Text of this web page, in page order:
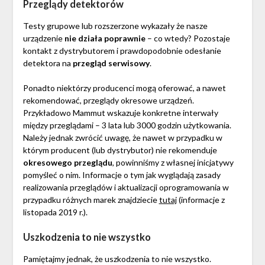
Przeglądy detektorów
Testy grupowe lub rozszerzone wykazały że nasze
urządzenie nie działa poprawnie– co wtedy? Pozostaje
kontakt z dystrybutorem i prawdopodobnie odesłanie
detektora na przegląd serwisowy.
Ponadto niektórzy producenci mogą oferować, a nawet
rekomendować, przeglądy okresowe urządzeń.
Przykładowo Mammut wskazuje konkretne interwały
między przeglądami – 3 lata lub 3000 godzin użytkowania.
Należy jednak zwrócić uwagę, że nawet w przypadku w
którym producent (lub dystrybutor) nie rekomenduje
okresowego przeglądu, powinniśmy z własnej inicjatywy
pomyśleć o nim. Informacje o tym jak wyglądają zasady
realizowania przeglądów i aktualizacji oprogramowania w
przypadku różnych marek znajdziecietutaj(informacje z
listopada 2019 r.).
Uszkodzenia to nie wszystko
Pamiętajmy jednak, że uszkodzenia to nie wszystko.